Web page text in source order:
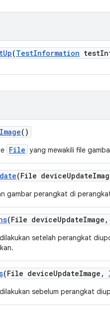
Up(TestInformation test
Image()
File yang mewakili file
(File deviceUpdate
gambar perangkat di
(File deviceUpdateImage ,
setelah perangkat
(File deviceUpdateImage ,
sebelum perangkat